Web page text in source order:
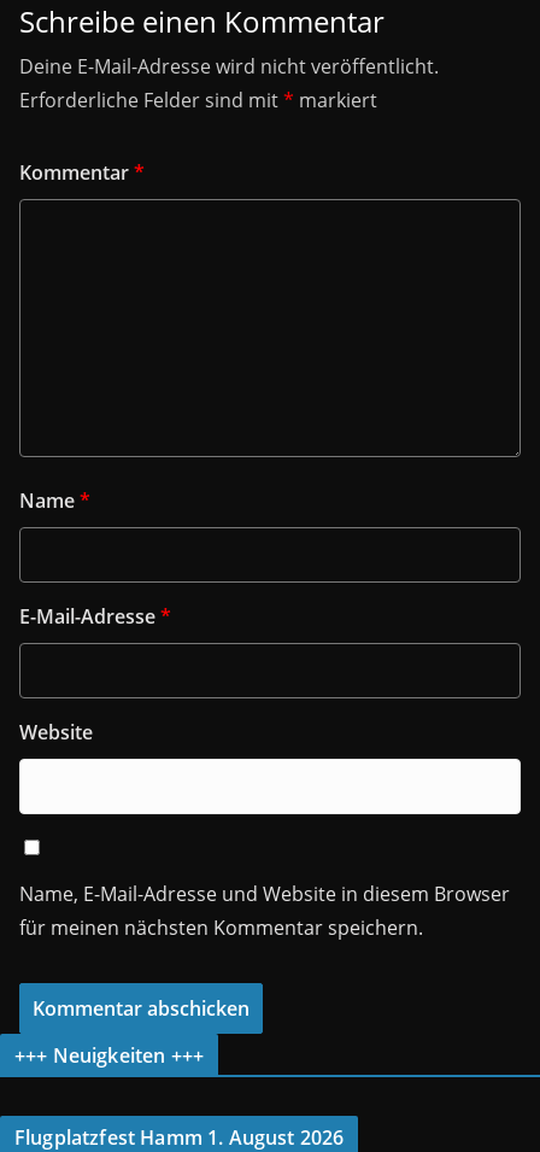
Schreibe einen Kommentar
Deine E-Mail-Adresse wird nicht veröffentlicht.
Erforderliche Felder sind mit* markiert
Kommentar*
Name*
E-Mail-Adresse*
Website
Name, E-Mail-Adresse und Website in diesem Browser
für meinen nächsten Kommentar speichern.
+++ Neuigkeiten +++
Flugplatzfest Hamm 1. August 2026